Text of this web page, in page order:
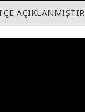
AÇIKLANMIŞTIR